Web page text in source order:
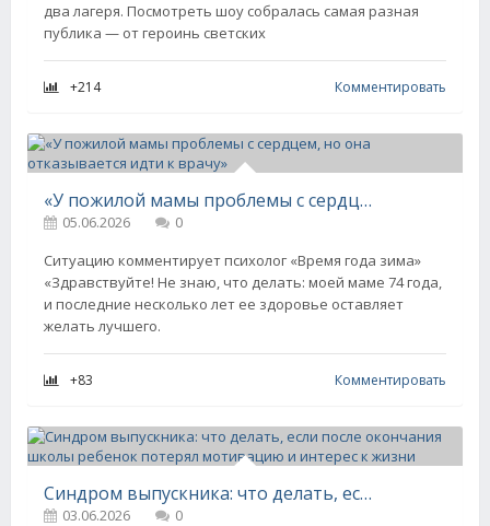
два лагеря. Посмотреть шоу собралась самая разная
публика — от героинь светских
+214 Комментировать
«У пожилой мамы проблемы с сердцем, но она отказывается идти к врачу»
05.06.2026
0
Ситуацию комментирует психолог «Время года зима»
«Здравствуйте! Не знаю, что делать: моей маме 74 года,
и последние несколько лет ее здоровье оставляет
желать лучшего.
+83 Комментировать
Синдром выпускника: что делать, если после окончания школы ребенок потерял мотивацию и интерес к жизни
03.06.2026
0